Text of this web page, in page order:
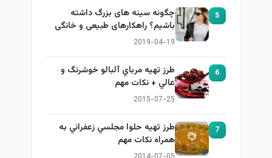
5
چگونه سینه های بزرگ داشته
باشیم؟ راهکارهای طبیعی و خانگی
برای بزرگ کردن سینه
2019-04-19
6
طرز تهيه مرباي آلبالو خوشرنگ و
عالي + نكات مهم
2015-07-25
7
طرز تهيه حلوا مجلسي زعفراني به
همراه نكات مهم